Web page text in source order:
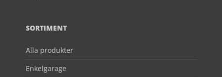
SORTIMENT
Alla produkter
Enkelgarage